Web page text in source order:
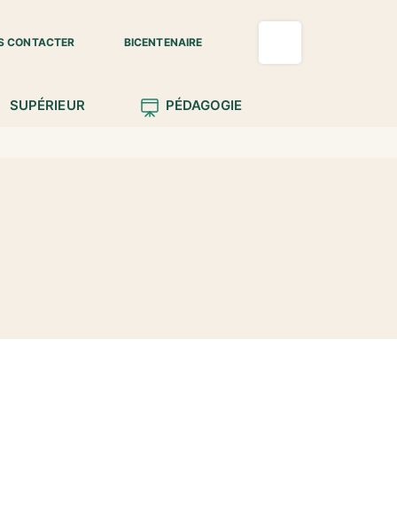
CONTACTER BICENTENAIRE
SUPÉRIEUR PÉDAGOGIE